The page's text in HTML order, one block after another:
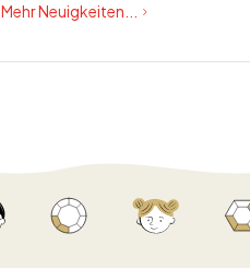
Mehr Neuigkeiten...